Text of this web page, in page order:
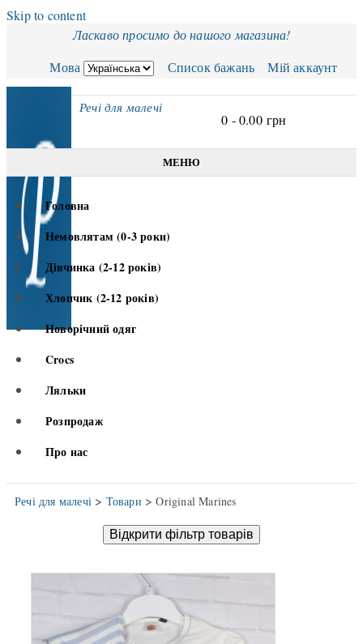
Skip to content
Ласкаво просимо до нашого магазина!
Мова
Список бажань Мій аккаунт
Речі для малечі
0 -0.00 грн
МЕНЮ
Головна
Немовлятам (0-3 роки)
Дівчинка (2-12 років)
Хлопчик (2-12 років)
Новорічний одяг
Crocs
Ляльки
Розпродаж
Про нас
Речі для малечі > Товари >Original Marines
Відкрити фільтр товарів